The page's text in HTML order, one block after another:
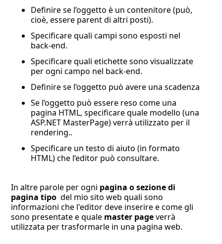
Definire se l’oggetto è un contenitore (può,
cioè, essere parent di altri posti).
Specificare quali campi sono esposti nel
back-end.
Specificare quali etichette sono visualizzate
per ogni campo nel back-end.
Definire se l’oggetto può avere una scadenza
Se l’oggetto può essere reso come una
pagina HTML, specificare quale modello (una
ASP.NET MasterPage) verrà utilizzato per il
rendering..
Specificare un testo di aiuto (in formato
HTML) che l’editor può consultare.
In altre parole per ogni pagina o sezione di
pagina tipo del mio sito web quali sono
informazioni che l'editor deve inserire e come gli
sono presentate e quale master pageverrà
utilizzata per trasformarle in una pagina web.